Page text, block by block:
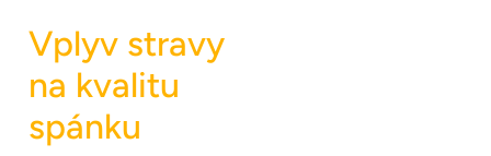
Vplyv stravy
na kvalitu
spánku